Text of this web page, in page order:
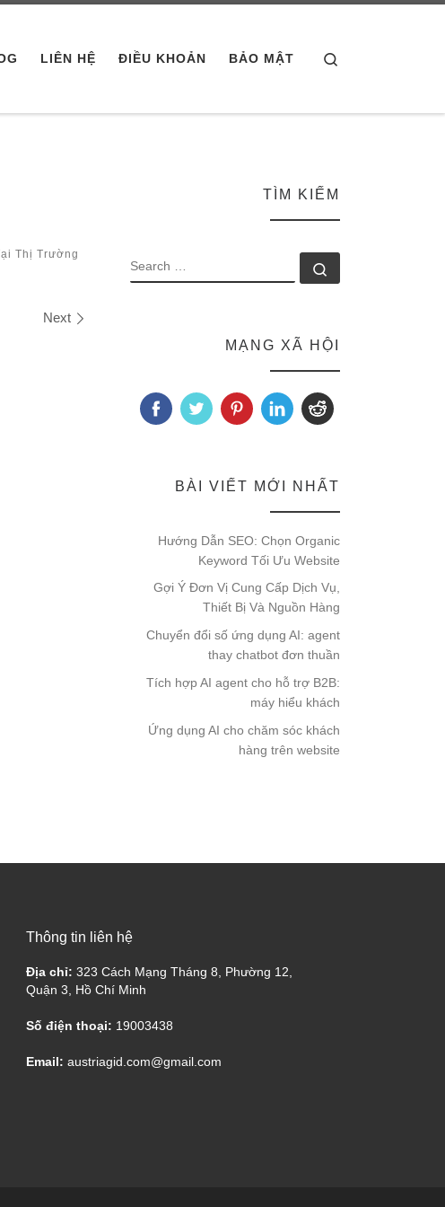
LIÊN HỆ ĐIỀU KHOẢN BẢO MẬT
Thị Trường
Next
TÌM KIẾM
SEARCH
MẠNG XÃ HỘI
BÀI VIẾT MỚI NHẤT
Hướng Dẫn SEO: Chọn Organic
Keyword Tối Ưu Website
Gợi Ý Đơn Vị Cung Cấp Dịch Vụ,
Thiết Bị Và Nguồn Hàng
Chuyển đổi số ứng dụng AI: agent
thay chatbot đơn thuần
Tích hợp AI agent cho hỗ trợ B2B:
máy hiểu khách
Ứng dụng AI cho chăm sóc khách
hàng trên website
Thông tin liên hệ
Địa chỉ: 323 Cách Mạng Tháng 8, Phường 12,
Quận 3, Hồ Chí Minh
Số điện thoại: 19003438
Email: austriagid.com@gmail.com